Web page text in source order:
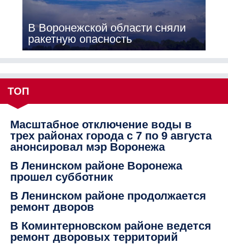
В Воронежской области сняли
ракетную опасность
ТОП
Масштабное отключение воды в
трех районах города с 7 по 9 августа
анонсировал мэр Воронежа
В Ленинском районе Воронежа
прошел субботник
В Ленинском районе продолжается
ремонт дворов
В Коминтерновском районе ведется
ремонт дворовых территорий